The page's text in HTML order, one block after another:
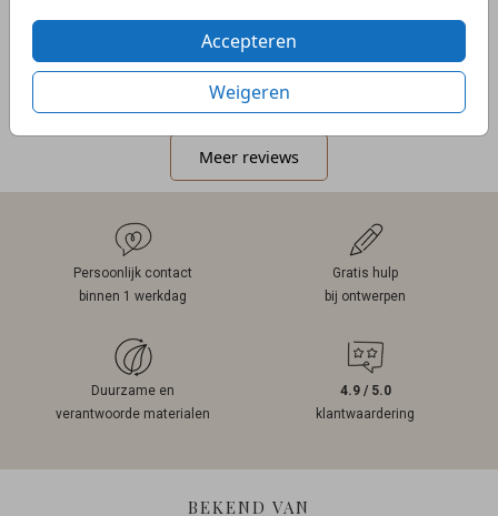
Accepteren
Weigeren
-
Meer reviews
Persoonlijk contact
binnen 1 werkdag
Gratis hulp
bij ontwerpen
Duurzame en
verantwoorde materialen
4.9 / 5.0
klantwaardering
BEKEND VAN